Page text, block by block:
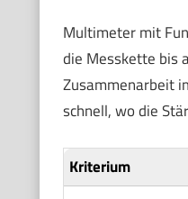
Multimeter mit
die Messkette bis
Zusammenarbeit
schnell, wo die
Kriterium